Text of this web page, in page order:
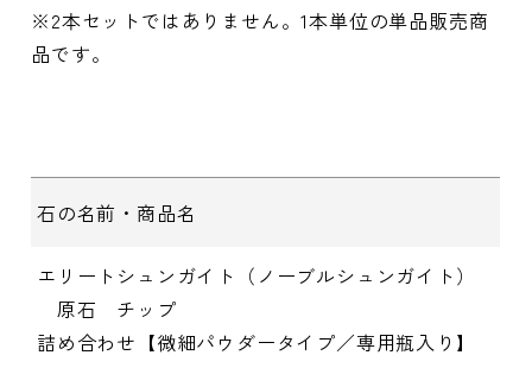
※2本セットではありません。1本単位の単品販売商
品です。
石の名前・商品名
エリートシュンガイト（ノーブルシュンガイト）
原石 チップ
詰め合わせ【微細パウダータイプ／専用瓶入り】